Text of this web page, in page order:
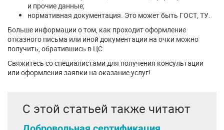
и прочие данные;
нормативная документация. Это может быть ГОСТ, ТУ.
Больше информации о том, как проходит оформление
отказного письма или иной документации на очки можно
получить, обратившись в ЦС.
Свяжитесь со специалистами для получения консультации
или оформления заявки на оказание услуг!
С этой статьей также читают